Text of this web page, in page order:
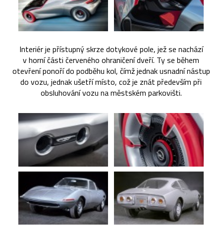
Interiér je přístupný skrze dotykové pole, jež se nachází
v horní části červeného ohraničení dveří. Ty se během
otevření ponoří do podběhu kol, čímž jednak usnadní nástup
do vozu, jednak ušetří místo, což je znát především při
obsluhování vozu na městském parkovišti.